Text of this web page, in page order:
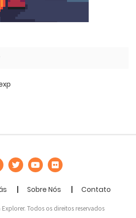
Sobre Nós Contato
Todos os direitos reservados